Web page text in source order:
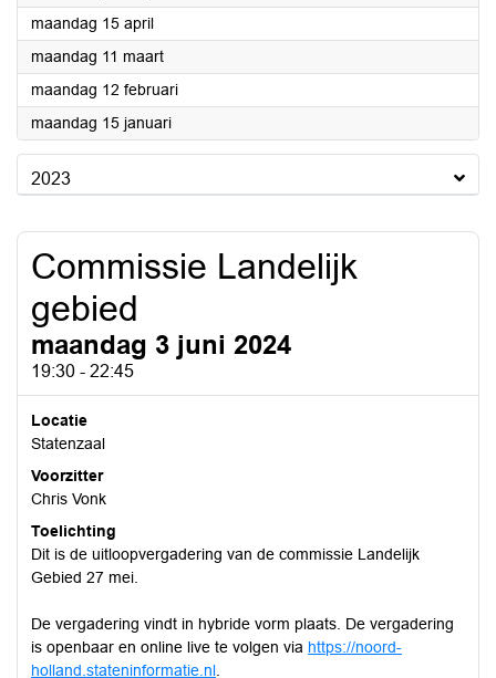
maandag 15 april2024
maandag 11 maart2024
maandag 12 februari2024
maandag 15 januari2024
2023
Commissie Landelijk
gebied
maandag 3 juni 2024
19:30 - 22:45
Locatie
Statenzaal
Voorzitter
Chris Vonk
Toelichting
Dit is de uitloopvergadering van de commissie Landelijk
Gebied 27 mei.
De vergadering vindt in hybride vorm plaats. De vergadering
is openbaar en online live te volgen via https://noord-
holland.stateninformatie.nl